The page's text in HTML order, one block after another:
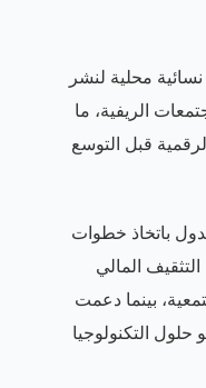
محلية لنشر
الريفية، ما
قبل التوسع
باتخاذ خطوات
المالي
بينما دعمت
حلول التكنولوجيا